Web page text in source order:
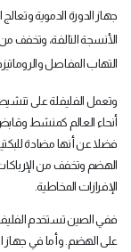
جهاز الدورة الدموية
الأنسجة التالفة، وتخفف
التهاب المفاصل
وتعمل الفليفلة على
أنحاء العالم كمنشط
فضلا عن أنها مضادة
الهضم وتخفف من
الإفرازات المخاطية.
ففي الصين تستخدم
على الهضم. وأما في جهاز